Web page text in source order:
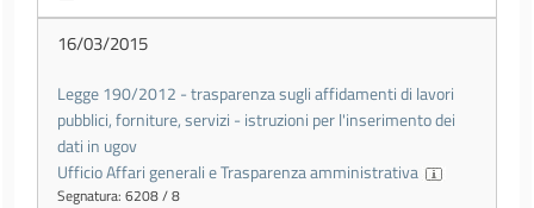
16/03/2015
Legge 190/2012 - trasparenza sugli affidamenti di lavori
pubblici, forniture, servizi - istruzioni per l'inserimento dei
dati in ugov
Ufficio Affari generali e Trasparenza amministrativa
Segnatura: 6208 / 8